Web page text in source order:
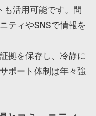
も活用可能です。問
ティやSNSで情報を
拠を保存し、冷静に
ポート体制は年々強